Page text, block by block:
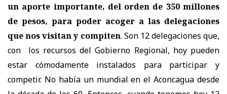
un aporte importante, del orden de 350 millones
de pesos, para poder acoger a las delegaciones
que nos visitan y compiten. Son 12 delegaciones que,
con los recursos del Gobierno Regional, hoy pueden
estar cómodamente instalados para participar y
competir. No había un mundial en el Aconcagua desde